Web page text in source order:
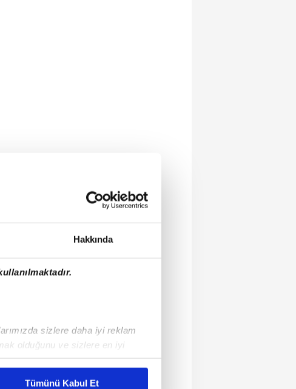
Hakkında
sizlere daha iyi reklam
olduğunu ve sizlere en iyi
maliyetlerimizi karşılamak
Tümünü Kabul Et